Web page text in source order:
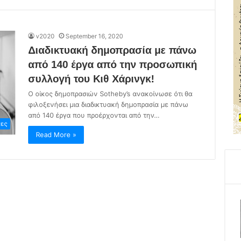
v2020 September 16, 2020
Διαδικτυακή δημοπρασία με πάνω
από 140 έργα από την προσωπική
συλλογή του Κιθ Χάρινγκ!
Ο οίκος δημοπρασιών Sotheby’s ανακοίνωσε ότι θα
φιλοξενήσει μια διαδικτυακή δημοπρασία με πάνω
από 140 έργα που προέρχονται από την…
Read More »